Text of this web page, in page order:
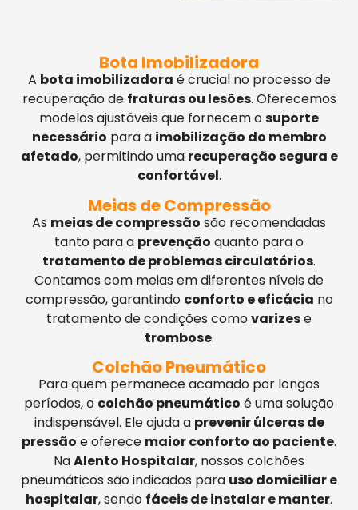
Bota Imobilizadora
A bota imobilizadora é crucial no processo de
recuperação de fraturas ou lesões. Oferecemos
modelos ajustáveis que fornecem osuporte
necessário para a imobilização do membro
afetado, permitindo uma recuperação segura e
confortável.
Meias de Compressão
As meias de compressão são recomendadas
tanto para a prevenção quanto para o
tratamento de problemas circulatórios.
Contamos com meias em diferentes níveis de
compressão, garantindo conforto e eficácia no
tratamento de condições comovarizese
trombose.
Colchão Pneumático
Para quem permanece acamado por longos
períodos, o colchão pneumático é uma solução
indispensável. Ele ajuda a prevenir úlceras de
pressão e oferece maior conforto ao paciente.
NaAlento Hospitalar, nossos colchões
pneumáticos são indicados para uso domiciliar e
hospitalar, sendo fáceis de instalar e manter.